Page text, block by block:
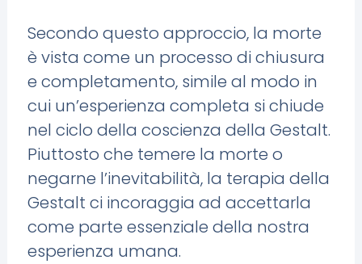
Secondo questo approccio, la morte
è vista come un processo di chiusura
e completamento, simile al modo in
cui un’esperienza completa si chiude
nel ciclo della coscienza della Gestalt.
Piuttosto che temere la morte o
negarne l’inevitabilità, la terapia della
Gestalt ci incoraggia ad accettarla
come parte essenziale della nostra
esperienza umana.